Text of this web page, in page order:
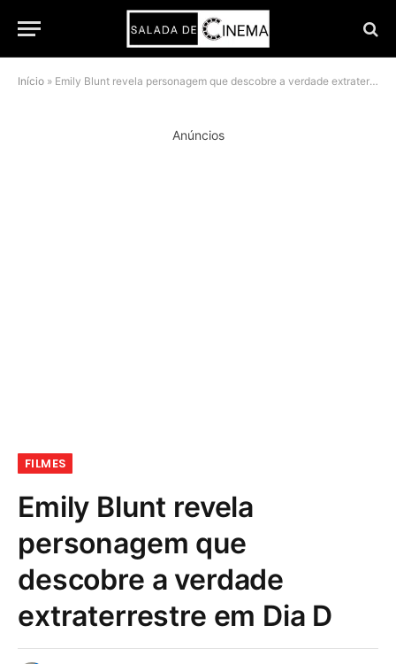
Início » Emily Blunt revela personagem que descobre a verdade extraterrestre em Dia D
Anúncios
FILMES
Emily Blunt revela
personagem que
descobre a verdade
extraterrestre em Dia D